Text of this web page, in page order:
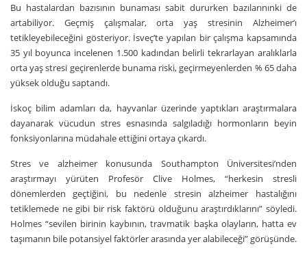
Bu hastalardan bazısının bunaması sabit dururken bazılarınınki de
artabiliyor. Geçmiş çalışmalar, orta yaş stresinin Alzheimer’ı
tetikleyebileceğini gösteriyor. İsveç’te yapılan bir çalışma kapsamında
35 yıl boyunca incelenen 1.500 kadından belirli tekrarlayan aralıklarla
orta yaş stresi geçirenlerde bunama riski, geçirmeyenlerden % 65 daha
yüksek olduğu saptandı.
İskoç bilim adamları da, hayvanlar üzerinde yaptıkları araştırmalara
dayanarak vücudun stres esnasında salgıladığı hormonların beyin
fonksiyonlarına müdahale ettiğini ortaya çıkardı.
Stres ve alzheimer konusunda Southampton Üniversitesi’nden
araştırmayı yürüten Profesör Clive Holmes, “herkesin stresli
dönemlerden geçtiğini, bu nedenle stresin alzheimer hastalığını
tetiklemede ne gibi bir risk faktörü olduğunu araştırdıklarını” söyledi.
Holmes “sevilen birinin kaybının, travmatik başka olayların, hatta ev
taşımanın bile potansiyel faktörler arasında yer alabileceği” görüşünde.